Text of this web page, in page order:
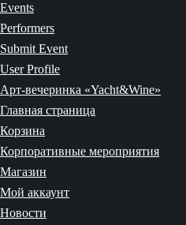
Events
Performers
Submit Event
User Profile
Арт-вечеринка «Yacht&Wine»
Главная страница
Корзина
Корпоративные мероприятия
Магазин
Мой аккаунт
Новости